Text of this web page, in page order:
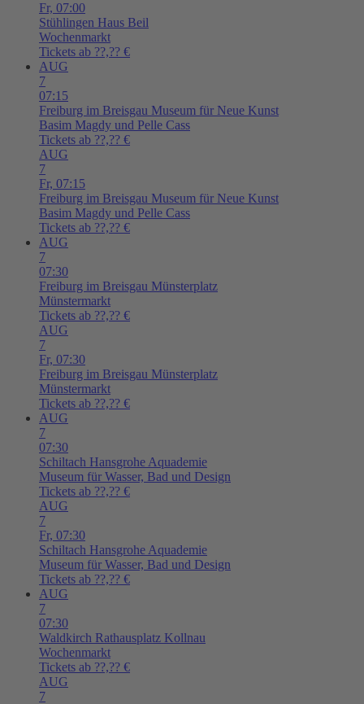
Fr, 07:00
Stühlingen Haus Beil
Wochenmarkt
Tickets ab ??,?? €
AUG
7
07:15
Freiburg im Breisgau Museum für Neue Kunst
Basim Magdy und Pelle Cass
Tickets ab ??,?? €
AUG
7
Fr, 07:15
Freiburg im Breisgau Museum für Neue Kunst
Basim Magdy und Pelle Cass
Tickets ab ??,?? €
AUG
7
07:30
Freiburg im Breisgau Münsterplatz
Münstermarkt
Tickets ab ??,?? €
AUG
7
Fr, 07:30
Freiburg im Breisgau Münsterplatz
Münstermarkt
Tickets ab ??,?? €
AUG
7
07:30
Schiltach Hansgrohe Aquademie
Museum für Wasser, Bad und Design
Tickets ab ??,?? €
AUG
7
Fr, 07:30
Schiltach Hansgrohe Aquademie
Museum für Wasser, Bad und Design
Tickets ab ??,?? €
AUG
7
07:30
Waldkirch Rathausplatz Kollnau
Wochenmarkt
Tickets ab ??,?? €
AUG
7